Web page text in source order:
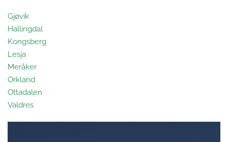
Gjøvik
Hallingdal
Kongsberg
Lesja
Meråker
Orkland
Ottadalen
Valdres